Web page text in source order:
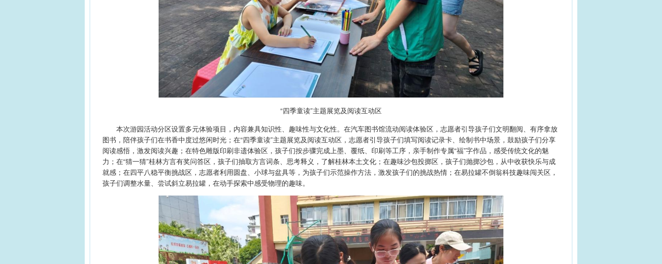
“四季童读”主题展览及阅读互动区
本次游园活动分区设置多元体验项目，内容兼具知识性、趣味性与文化性。在汽车图书馆流动阅读体验区，志愿者引导孩子们文明翻阅、有序拿放
图书，陪伴孩子们在书香中度过悠闲时光；在“四季童读”主题展览及阅读互动区，志愿者引导孩子们填写阅读记录卡、绘制书中场景，鼓励孩子们分享
阅读感悟，激发阅读兴趣；在特色雕版印刷非遗体验区，孩子们按步骤完成上墨、覆纸、印刷等工序，亲手制作专属“福”字作品，感受传统文化的魅
力；在“猜一猜”桂林方言有奖问答区，孩子们抽取方言词条、思考释义，了解桂林本土文化；在趣味沙包投掷区，孩子们抛掷沙包，从中收获快乐与成
就感；在四平八稳平衡挑战区，志愿者利用圆盘、小球与盆具等，为孩子们示范操作方法，激发孩子们的挑战热情；在易拉罐不倒翁科技趣味闯关区，
孩子们调整水量、尝试斜立易拉罐，在动手探索中感受物理的趣味。